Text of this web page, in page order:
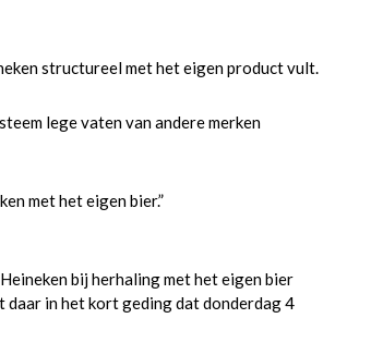
structureel met het eigen product vult.
lege vaten van andere merken
met het eigen bier.”
bij herhaling met het eigen bier
daar in het kort geding dat donderdag 4